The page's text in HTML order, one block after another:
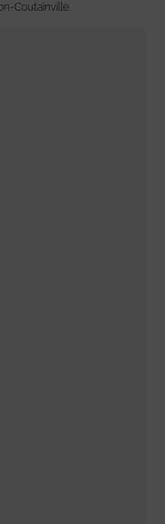
Coutainville.